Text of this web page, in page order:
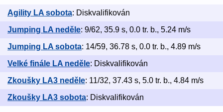
Agility LA sobota: Diskvalifikován
Jumping LA neděle: 9/62, 35.9 s, 0.0 tr. b., 5.24 m/s
Jumping LA sobota: 14/59, 36.78 s, 0.0 tr. b., 4.89 m/s
Velké finále LA neděle: Diskvalifikován
Zkoušky LA3 neděle: 11/32, 37.43 s, 5.0 tr. b., 4.84 m/s
Zkoušky LA3 sobota: Diskvalifikován